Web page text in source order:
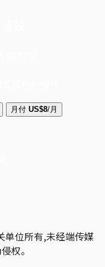
月付 US$8/月
单位所有,未经端传媒
权。